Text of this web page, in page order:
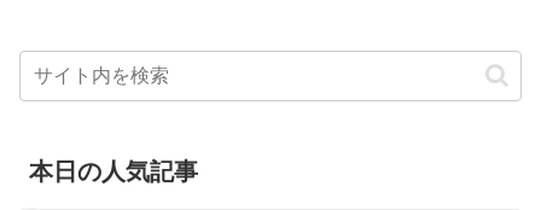
本日の人気記事